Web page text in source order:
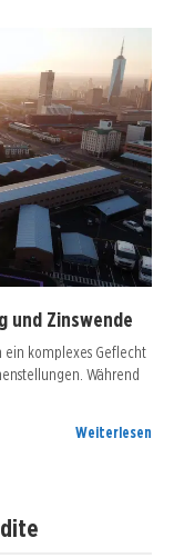
und Zinswende
komplexes Geflecht
Während
Weiterlesen